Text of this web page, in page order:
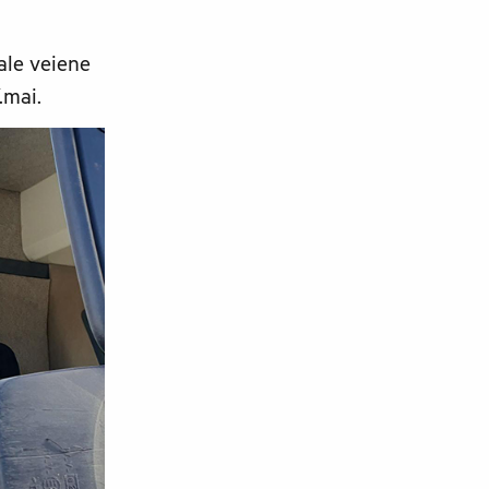
veiene